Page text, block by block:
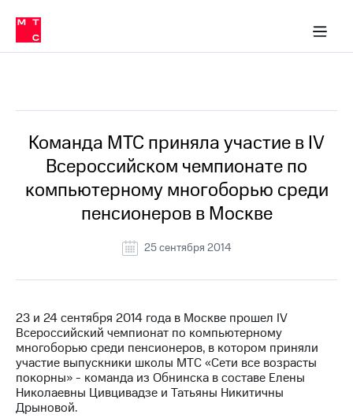
Медиа-центр
и акционерам
Устойчивое развитие
Комплаенс и деловая этика
компании
Карьера
История
компании
Правовая
информация
МТС
о технологиях
Достижения
Интервью
в МТС
Пресс-
релизы
МТС
о технологиях
Команда МТС приняла участие в IV
Всероссийском чемпионате по
компьютерному многоборью среди
пенсионеров в Москве
25 сентября 2014
23 и 24 сентября 2014 года в Москве прошел IV
Всероссийский чемпионат по компьютерному
многоборью среди пенсионеров, в котором приняли
участие выпускники школы МТС «Сети все возрасты
покорны» - команда из Обнинска в составе Елены
Николаевны Цивцивадзе и Татьяны Никитичны
Дрыновой.